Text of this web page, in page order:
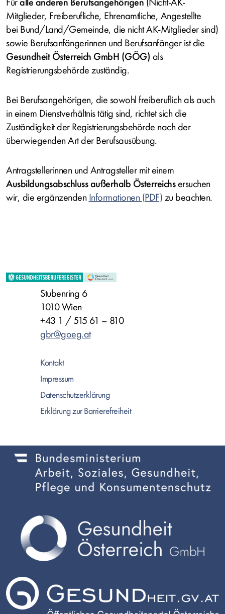
Mitglieder, Freiberufliche, Ehrenamtliche, Angestellte
bei Bund/Land/Gemeinde, die nicht AK-Mitglieder sind)
sowie Berufsanfängerinnen und Berufsanfänger ist die
Gesundheit Österreich GmbH (GÖG) als
Registrierungsbehörde zuständig.
Bei Berufsangehörigen, die sowohl freiberuflich als auch
in einem Dienstverhältnis tätig sind, richtet sich die
Zuständigkeit der Registrierungsbehörde nach der
überwiegenden Art der Berufsausübung.
Antragstellerinnen und Antragsteller mit einem
Ausbildungsabschluss außerhalb Österreichsersuchen
wir, die ergänzenden Informationen zu beachten.
Stubenring 6
1010 Wien
+43 1 / 515 61 – 810
gbr@goeg.at
Kontakt
Impressum
Datenschutzerklärung
Erklärung zur Barrierefreiheit